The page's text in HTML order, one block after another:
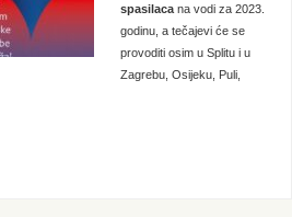
spasilaca na vodi za 2023.
godinu, a tečajevi će se
provoditi osim u Splitu i u
Zagrebu, Osijeku, Puli,